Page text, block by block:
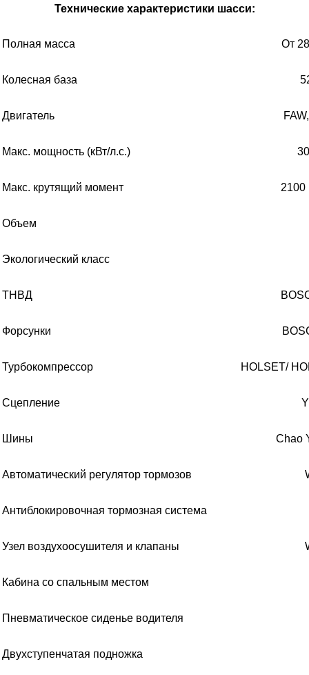
Технические характеристики шасси:
Полная масса От
Колесная база
Двигатель
Макс. мощность (кВт/л.с.)
Макс. крутящий момент 2100
Объем
Экологический класс
ТНВД
Форсунки
Турбокомпрессор HOLSET/
Сцепление
Шины Chao
Автоматический регулятор тормозов
Антиблокировочная тормозная система
Узел воздухоосушителя и клапаны
Кабина со спальным местом
Пневматическое сиденье водителя
Двухступенчатая подножка